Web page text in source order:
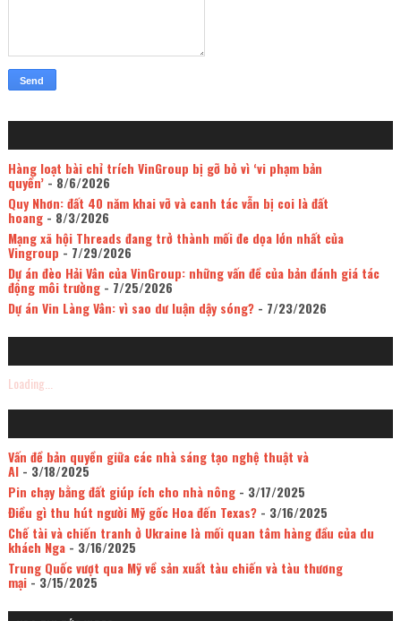
Hàng loạt bài chỉ trích VinGroup bị gỡ bỏ vì ‘vi phạm bản
quyền’- 8/6/2026
Quy Nhơn: đất 40 năm khai vỡ và canh tác vẫn bị coi là đất
hoang- 8/3/2026
Mạng xã hội Threads đang trở thành mối đe dọa lớn nhất của
Vingroup - 7/29/2026
Dự án đèo Hải Vân của VinGroup: những vấn đề của bản đánh giá tác
động môi trường- 7/25/2026
Dự án Vin Làng Vân: vì sao dư luận dậy sóng?- 7/23/2026
Loading...
Vấn đề bản quyền giữa các nhà sáng tạo nghệ thuật và
AI- 3/18/2025
Pin chạy bằng đất giúp ích cho nhà nông- 3/17/2025
Điều gì thu hút người Mỹ gốc Hoa đến Texas?- 3/16/2025
Chế tài và chiến tranh ở Ukraine là mối quan tâm hàng đầu của du
khách Nga- 3/16/2025
Trung Quốc vượt qua Mỹ về sản xuất tàu chiến và tàu thương
mại- 3/15/2025